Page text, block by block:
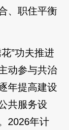
、职住平衡
”功夫推进
动参与共治
年提高建设
共服务设
2026年计